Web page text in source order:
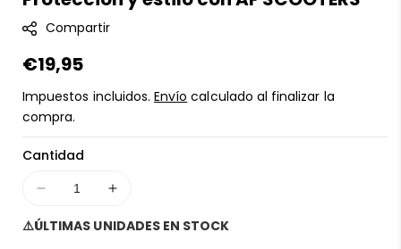
Compartir
Precio
regular
€19,95
Impuestos incluidos.Envío calculado al finalizar la
compra.
Cantidad
Disminuir
cantidad
para
Aumentar
para
⚠️ÚLTIMAS UNIDADES EN STOCK